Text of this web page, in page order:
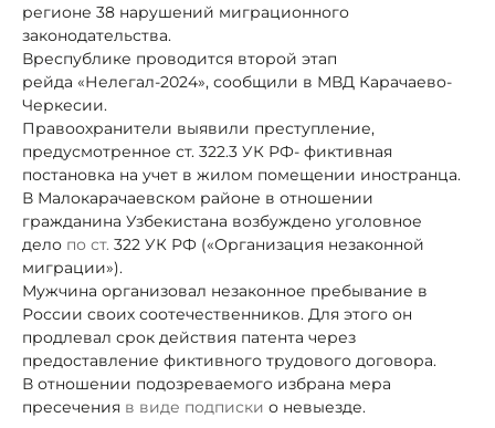
регионе 38 нарушений миграционного
законодательства.
Вреспублике проводится второй этап
рейда «Нелегал-2024», сообщили в МВД Карачаево-
Черкесии.
Правоохранители выявили преступление,
предусмотренное ст. 322.3 УК РФ- фиктивная
постановка на учет в жилом помещении иностранца.
В Малокарачаевском районе в отношении
гражданина Узбекистана возбуждено уголовное
дело по ст. 322 УК РФ («Организация незаконной
миграции»).
Мужчина организовал незаконное пребывание в
России своих соотечественников. Для этого он
продлевал срок действия патента через
предоставление фиктивного трудового договора.
В отношении подозреваемого избрана мера
пресечения в виде подписки о невыезде.